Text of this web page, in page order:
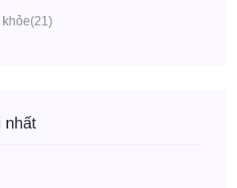
(21)
nhất